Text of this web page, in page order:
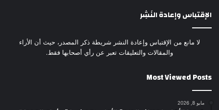
الإقتباس وإعادة النَشِر
لا مانع من الإقتباس وإعادة النشر شريطة ذكر المصدر، حيث أن الأراء
والمقالات والتعليقات تعبر عن رأي أصحابها فقط.
Most Viewed Posts
مايو 8, 2026